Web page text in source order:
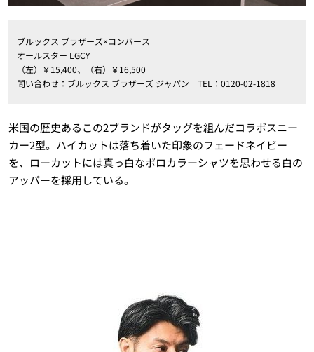
ブルックス ブラザーズ×コンバース
オールスター LGCY
（左）￥15,400、（右）￥16,500
問い合わせ：ブルックス ブラザーズ ジャパン TEL：0120-02-1818
米国の歴史あるこの2ブランドがタッグを組んだコラボスニー
カー2型。ハイカットは落ち着いた印象のフェードネイビー
を、ローカットには真っ白なポロカラーシャツを思わせる白の
アッパーを採用している。